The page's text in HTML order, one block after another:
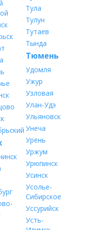
Тула
Тулун
Тутаев
Тында
Тюмень
Удомля
Ужур
Узловая
Улан-Удэ
Ульяновск
Унеча
Урень
Уржум
Урюпинск
Усинск
Усолье-
Сибирское
Уссурийск
Усть-